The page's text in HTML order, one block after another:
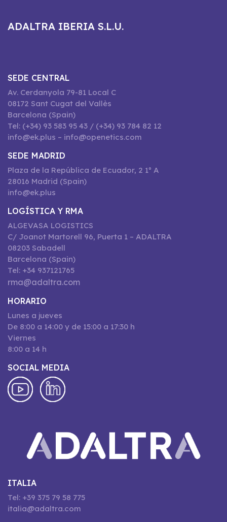
ADALTRA IBERIA S.L.U.
SEDE CENTRAL
Av. Cerdanyola 79-81 Local C
08172 Sant Cugat del Vallès
Barcelona (Spain)
Tel: (+34) 93 583 95 43 / (+34) 93 784 82 12
info@ek.plus – info@openetics.com
SEDE MADRID
Plaza de la República de Ecuador, 2 1º A
28016 Madrid (Spain)
info@ek.plus
LOGÍSTICA Y RMA
ALGEVASA LOGISTICS
C/ Joanot Martorell 96, Puerta 1 – ADALTRA
08203 Sabadell
Barcelona (Spain)
Tel: +34 937121765
rma@adaltra.com
HORARIO
Lunes a jueves
De 8:00 a 14:00 y de 15:00 a 17:30 h
Viernes
8:00 a 14 h
SOCIAL MEDIA
ITALIA
Tel: +39 375 79 58 775
italia@adaltra.com